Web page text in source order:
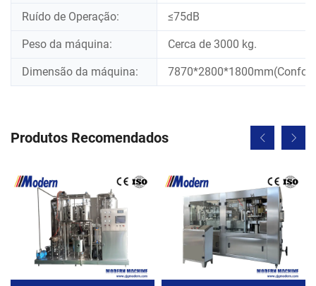
Ruído de Operação: ≤75dB
Peso da máquina: Cerca de 3000 kg.
Dimensão da máquina:
Produtos Recomendados